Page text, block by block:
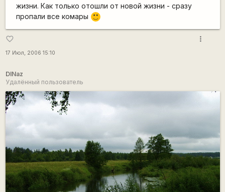
жизни. Как только отошли от новой жизни - сразу
пропали все комары
:)
favorite_border
17 Июл, 2006 15:10
more_vert
DINaz
Удалённый пользователь